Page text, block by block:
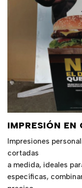
IMPRESIÓN EN
Impresiones
cortadas
a medida, ideales
específicas,